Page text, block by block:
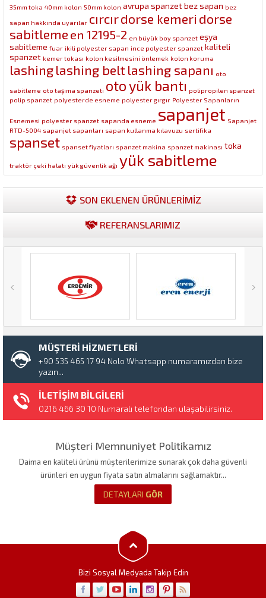
35mm toka 40mm kolon 50mm kolon avrupa spanzetbez sapan bez
sapan hakkında uyarılar cırcırdorse kemeri dorse
sabitleme en 12195-2 en büyük boy spanzet eşya
sabitleme fuar ikili polyester sapan ince polyester spanzet kaliteli
spanzet kemer tokası kolon kesilmesini önlemek kolon koruma
lashinglashing beltlashing sapanı oto
sabitleme oto taşıma spanzeti oto yük bantı polipropilen spanzet
polip spanzet polyesterde esneme polyester gırgır Polyester Sapanların
Esnemesi polyester spanzet sapanda esneme sapanjet Sapanjet
RTD-5004 sapanjet sapanları sapan kullanma kılavuzu sertifika
spanset spanset fiyatları spanzet makina spanzet makinası toka
traktör çeki halatı yük güvenlik ağı yük sabitleme
SON EKLENEN ÜRÜNLERİMİZ
REFERANSLARIMIZ
MÜŞTERİ HİZMETLERİ
+90 535 465 17 94 Nolo Whatsapp numaramızdan bize
yazın...
İLETİŞİM BİLGİLERİ
0216 466 30 10 Numaralı telefondan ulaşabilirsiniz.
Müşteri Memnuniyet Politikamız
Daima en kaliteli ürünü müşterilerimize sunarak çok daha güvenli
ürünleri en uygun fiyata satın almalarını sağlamaktır...
DETAYLARI GÖR
Bizi Sosyal Medyada Takip Edin